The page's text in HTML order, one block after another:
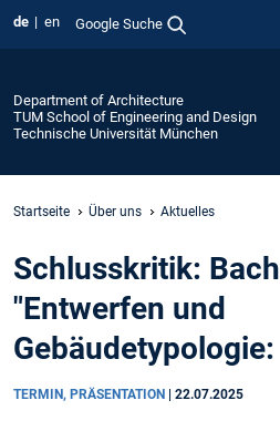
de en Google Suche
Department of Architecture
TUM School of Engineering and Design
Technische Universität München
Startseite Über uns Aktuelles
Schlusskritik:
"Entwerfen und
TERMIN, PRÄSENTATION 22.07.2025